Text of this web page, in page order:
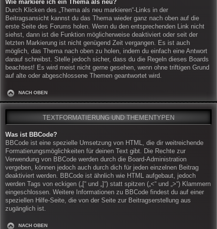
Wie markiere ich ein Thema als neu?
Durch Klicken des „Thema als neu markieren“-Links in der
Beitragsansicht kannst du das Thema wieder ganz nach oben auf die
erste Seite des Forums holen. Wenn du den entsprechenden Link nicht
siehst, dann ist die Funktion möglicherweise deaktiviert oder seit der
letzten Markierung ist nicht genügend Zeit vergangen. Es ist auch
möglich, das Thema nach oben zu holen, indem du einfach eine Antwort
darauf schreibst. Stelle jedoch sicher, dass du die Regeln dieses Boards
beachtest! Es wird meist nicht gerne gesehen, wenn ohne triftigen Grund
auf alte oder abgeschlossene Themen geantwortet wird.
NACH OBEN
TEXTFORMATIERUNG UND THEMENTYPEN
Was ist BBCode?
BBCode ist eine spezielle Umsetzung von HTML, die dir weitreichende
Formatierungsmöglichkeiten für deinen Text gibt. Die Rechte zur
Verwendung von BBCode werden durch die Board-Administration
vergeben, können jedoch auch durch dich für jeden einzelnen Beitrag
deaktiviert werden. BBCode ist ähnlich wie HTML aufgebaut, jedoch
werden Tags von eckigen („[“ und „]“) statt spitzen („<“ und „>“) Klammern
eingeschlossen. Weitere Informationen zu BBCode findest du auf einer
speziellen Hilfe-Seite, die von der Seite zur Beitragserstellung aus
zugänglich ist.
NACH OBEN